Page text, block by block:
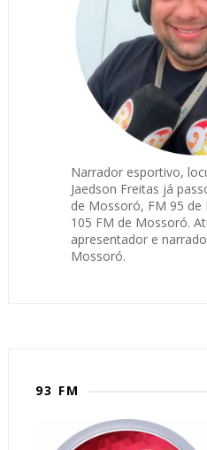
Narrador esportivo,
Jaedson Freitas já
de Mossoró, FM 95 de
105 FM de Mossoró.
apresentador e
Mossoró.
93 FM